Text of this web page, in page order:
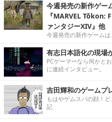
今週発売の新作ゲー
『MARVEL Tōkon:
ァンタジーXIV』他
今週発売の新作ゲームは
有志日本語化の現場
PCゲーマーなら何かと
に連続インタビュー。
吉田輝和のゲームプ
もはやゲムスパの顔！
記